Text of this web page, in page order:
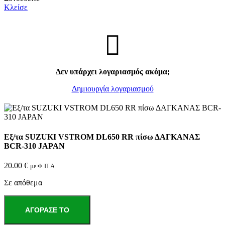
Κλείσε
Δεν υπάρχει λογαριασμός ακόμα;
Δημιουργία λογαριασμού
Εξ/τα SUZUKI VSTROM DL650 RR πίσω ΔΑΓΚΑΝΑΣ
BCR-310 JAPAN
20.00 € με Φ.Π.Α.
Σε απόθεμα
Εξ/
ΑΓΌΡΑΣΕ ΤΟ